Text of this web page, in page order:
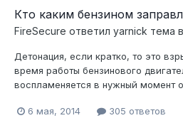
Кто каким бензином
FireSecure ответил yarnick тема в
Детонация, если кратко, то это
время работы бензинового
воспламеняется в нужный момент
6 мая, 2014 305 ответов